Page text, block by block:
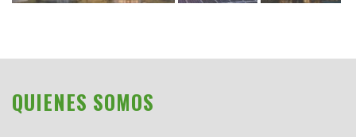
QUIENES SOMOS